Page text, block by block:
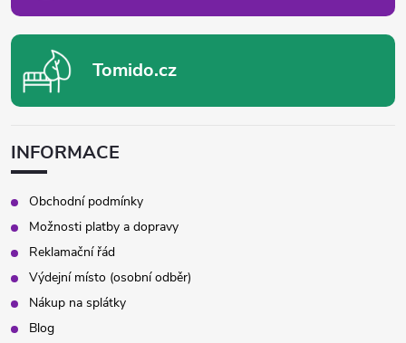
Tomido.cz
INFORMACE
Obchodní podmínky
Možnosti platby a dopravy
Reklamační řád
Výdejní místo (osobní odběr)
Nákup na splátky
Blog